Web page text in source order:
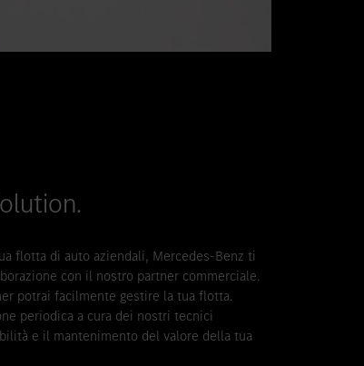
flotta di auto aziendali, Mercedes-Benz ti
con il nostro partner commerciale.
potrai facilmente gestire la tua flotta.
periodica a cura dei nostri tecnici
e il mantenimento del valore della tua